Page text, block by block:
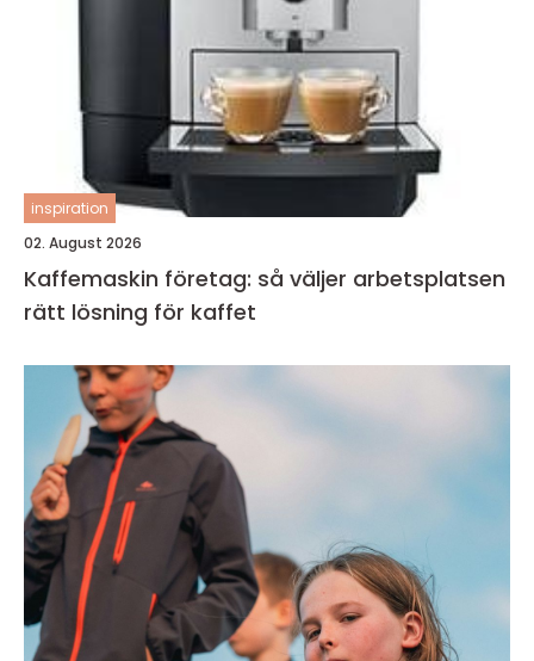
inspiration
02. August 2026
Kaffemaskin företag: så väljer arbetsplatsen
rätt lösning för kaffet